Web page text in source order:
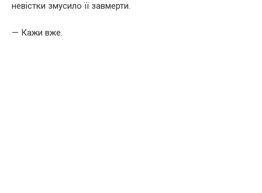
невістки змусило її завмерти.
— Кажи вже.